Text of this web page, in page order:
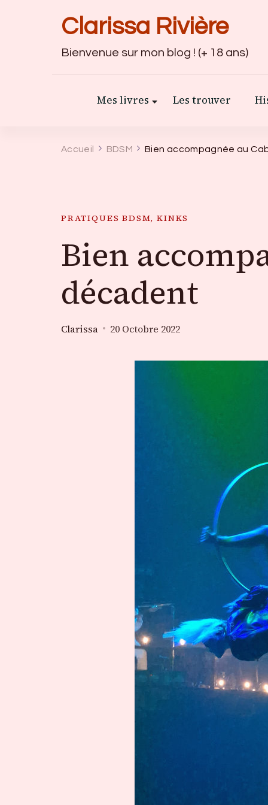
Clarissa Rivière
Bienvenue sur mon blog ! (+ 18 ans)
Mes livres Les trouver
Accueil BDSM Bien accompagnée au
PRATIQUES BDSM, KINKS
Bien
décadent
Clarissa 20 Octobre 2022